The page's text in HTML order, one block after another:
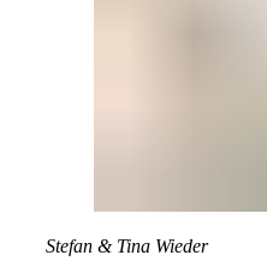
Stefan & Tina Wieder